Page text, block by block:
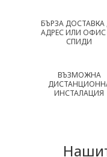
БЪРЗА
АДРЕС ИЛИ
СПИДИ
ВЪЗМОЖНА
ИНСТАЛАЦИЯ